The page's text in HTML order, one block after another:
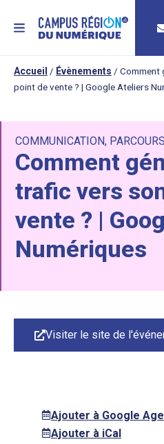
MENU
Accueil / Évènements / Comment
point de vente ? | Google Ateliers
COMMUNICATION,
Comment
trafic vers
vente ? |
Numériques
Visiter le site de
Ajouter à Google
Ajouter à iCal